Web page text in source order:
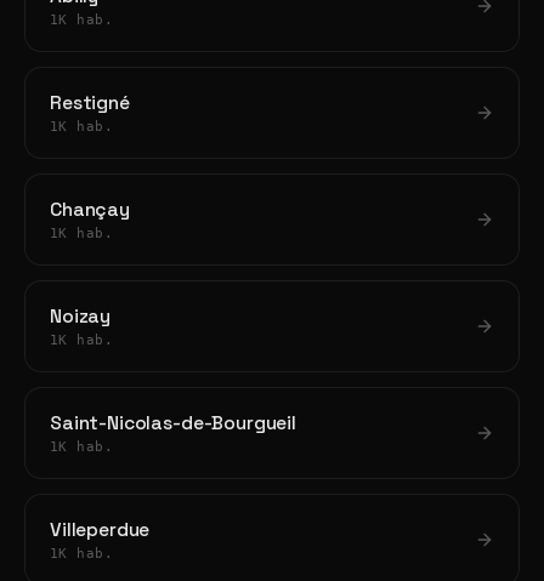
1K hab.
Restigné
1K hab.
Chançay
1K hab.
Noizay
1K hab.
Saint-Nicolas-de-Bourgueil
1K hab.
Villeperdue
1K hab.